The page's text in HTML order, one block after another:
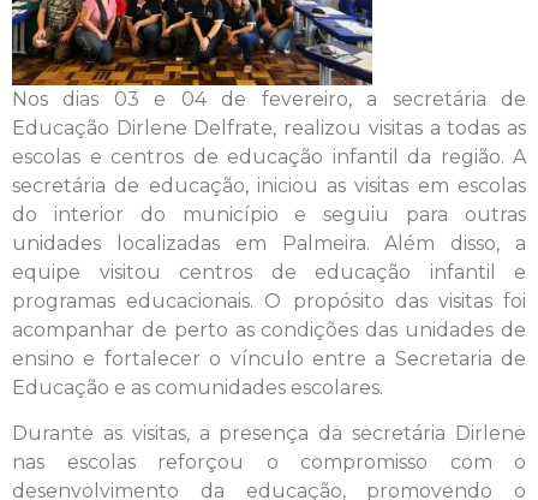
Nos dias 03 e 04 de fevereiro, a secretária de
Educação Dirlene Delfrate, realizou visitas a todas as
escolas e centros de educação infantil da região. A
secretária de educação, iniciou as visitas em escolas
do interior do município e seguiu para outras
unidades localizadas em Palmeira. Além disso, a
equipe visitou centros de educação infantil e
programas educacionais. O propósito das visitas foi
acompanhar de perto as condições das unidades de
ensino e fortalecer o vínculo entre a Secretaria de
Educação e as comunidades escolares.
Durante as visitas, a presença da secretária Dirlene
nas escolas reforçou o compromisso com o
desenvolvimento da educação, promovendo o